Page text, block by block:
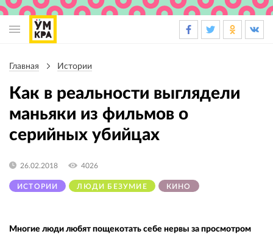
навигации
Главная Истории
Как в реальности выглядели
маньяки из фильмов о
серийных убийцах
ИСТОРИИ ЛЮДИ БЕЗУМИЕ КИНО
26.02.2018 4026
Многие люди любят пощекотать себе нервы за просмотром